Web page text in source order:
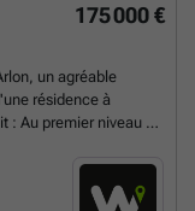
175 000 €
un agréable
résidence à
: Au premier niveau :
À l'étage : une
situation idéale, à